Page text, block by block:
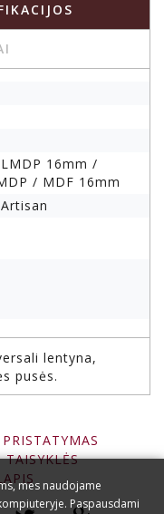
16mm /
/ MDF 16mm
lentyna,
pusės.
PRISTATYMAS
TAISYKLĖS
mes naudojame
Paspausdami